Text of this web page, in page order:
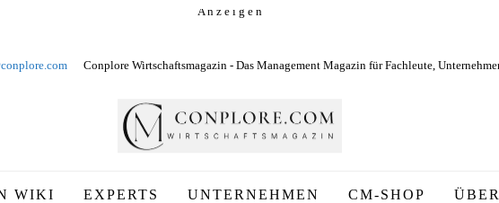
A n z e i g e n
Conplore Wirtschaftsmagazin - Das Management Magazin für Fachleute,
WIKI EXPERTS UNTERNEHMEN CM-SHOP